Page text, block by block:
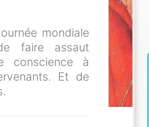
mondiale
faire assaut
conscience à
Et de